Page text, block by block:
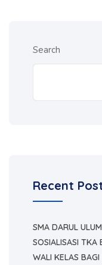
Search
Recent
SMA DARUL
SOSIALISASI TKA
WALI KELAS